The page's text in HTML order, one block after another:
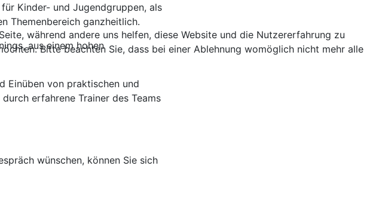
Kinder- und Jugendgruppen, als
Themenbereich ganzheitlich.
aus einem hohen
Einüben von praktischen und
erfahrene Trainer des Teams
wünschen, können Sie sich
während andere uns helfen, diese Website und die Nutzererfahrung zu
Bitte beachten Sie, dass bei einer Ablehnung womöglich nicht mehr alle